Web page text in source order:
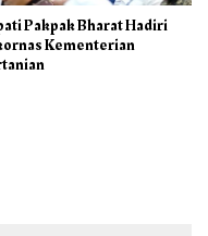
Pakpak Bharat Hadiri
Kementerian